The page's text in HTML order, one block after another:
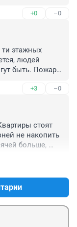
+0 –0
этажных
людей
быть. Пожары
+3 –0
стоят
не накопить
больше,